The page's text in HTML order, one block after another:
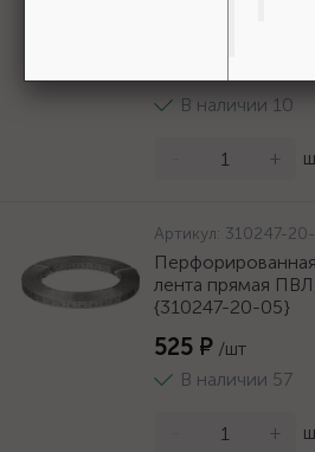
В наличии 10
+
Артикул: 310247-
лента прямая
{310247-20-05}
525 ₽ /шт
В наличии 57
+